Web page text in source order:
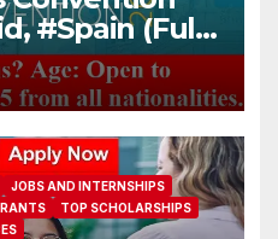
#Spain (Fully
JOBS AND INTERNSHIPS
TOP SCHOLARSHIPS